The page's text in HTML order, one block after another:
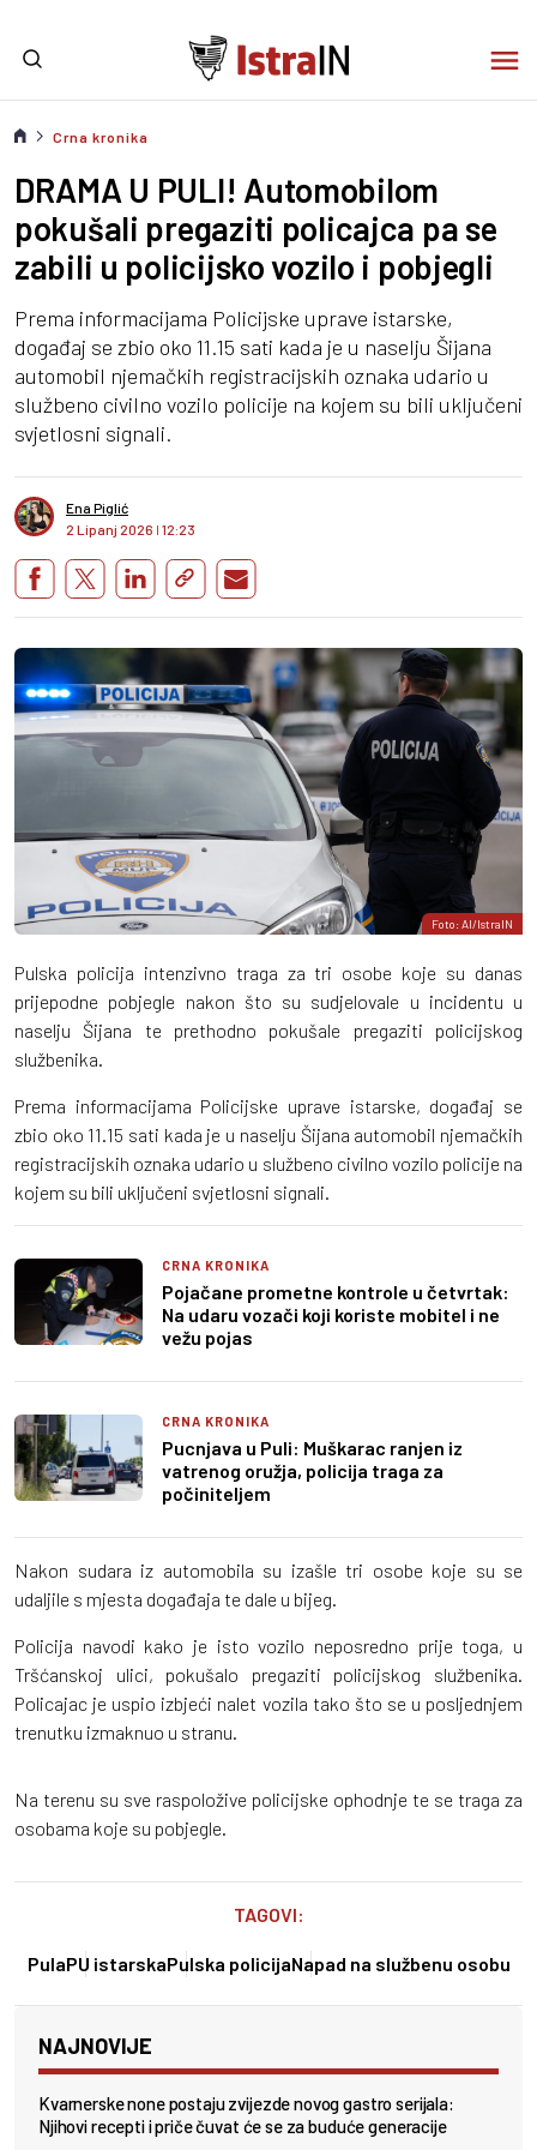
Crna kronika
DRAMA U PULI! Automobilom
pokušali pregaziti policajca pa se
zabili u policijsko vozilo i pobjegli
Prema informacijama Policijske uprave istarske,
događaj se zbio oko 11.15 sati kada je u naselju Šijana
automobil njemačkih registracijskih oznaka udario u
službeno civilno vozilo policije na kojem su bili uključeni
svjetlosni signali.
Ena Piglić
2 Lipanj 2026 I 12:23
Foto: AI/IstraIN
Pulska policija intenzivno traga za tri osobe koje su danas
prijepodne pobjegle nakon što su sudjelovale u incidentu u
naselju Šijana te prethodno pokušale pregaziti policijskog
službenika.
Prema informacijama Policijske uprave istarske, događaj se
zbio oko 11.15 sati kada je u naselju Šijana automobil njemačkih
registracijskih oznaka udario u službeno civilno vozilo policije na
kojem su bili uključeni svjetlosni signali.
CRNA KRONIKA
Pojačane prometne kontrole u četvrtak:
Na udaru vozači koji koriste mobitel i ne
vežu pojas
CRNA KRONIKA
Pucnjava u Puli: Muškarac ranjen iz
vatrenog oružja, policija traga za
počiniteljem
Nakon sudara iz automobila su izašle tri osobe koje su se
udaljile s mjesta događaja te dale u bijeg.
Policija navodi kako je isto vozilo neposredno prije toga, u
Tršćanskoj ulici, pokušalo pregaziti policijskog službenika.
Policajac je uspio izbjeći nalet vozila tako što se u posljednjem
trenutku izmaknuo u stranu.
Na terenu su sve raspoložive policijske ophodnje te se traga za
osobama koje su pobjegle.
TAGOVI:
PulaPU istarskaPulska policijaNapad na službenu osobu
NAJNOVIJE
Kvarnerske none postaju zvijezde novog gastro serijala:
Njihovi recepti i priče čuvat će se za buduće generacije